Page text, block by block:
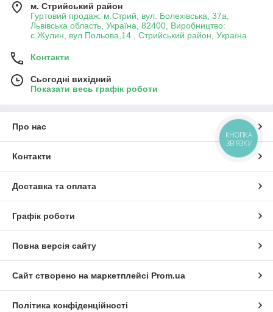
м. Стрийський район
Гуртовий продаж: м.Стрий, вул. Болехівська, 37а,
Львівська область, Україна, 82400, Виробництво:
с.Жулин, вул.Польова,14 , Стрийський район, Україна
Контакти
Сьогодні вихідний
Показати весь графік роботи
Про нас
Контакти
Доставка та оплата
Графік роботи
Повна версія сайту
Сайт створено на маркетплейсі Prom.ua
Політика конфіденційності
КНОПКА
ЗВ'ЯЗКУ